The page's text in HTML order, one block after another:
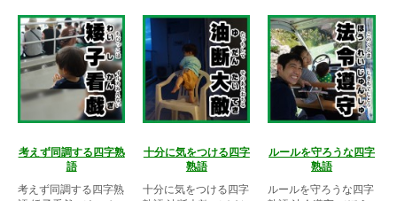
考えず同調する四字熟
語
考えず同調する四字熟
十分に気をつける四字
熟語
十分に気をつける四字
ルールを守ろうな四字
熟語
ルールを守ろうな四字